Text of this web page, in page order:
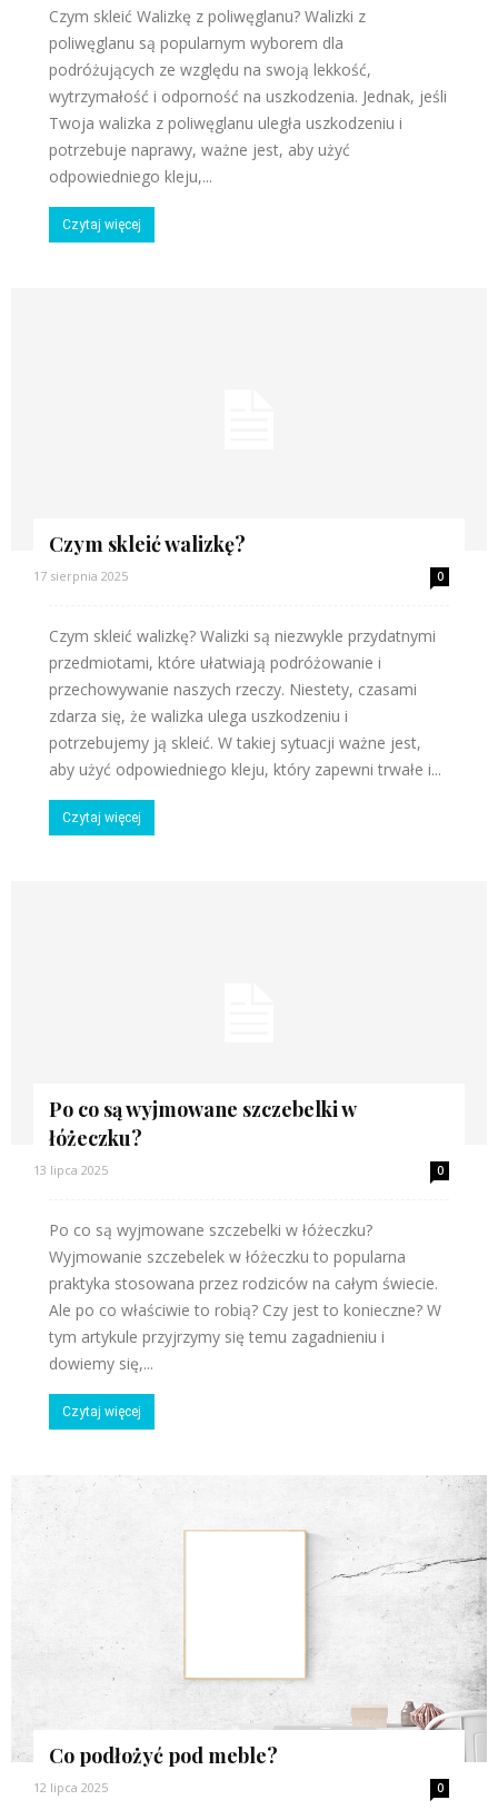
Czym skleić Walizkę z poliwęglanu? Walizki z
poliwęglanu są popularnym wyborem dla
podróżujących ze względu na swoją lekkość,
wytrzymałość i odporność na uszkodzenia. Jednak, jeśli
Twoja walizka z poliwęglanu uległa uszkodzeniu i
potrzebuje naprawy, ważne jest, aby użyć
odpowiedniego kleju,...
Czytaj więcej
Czym skleić walizkę?
17 sierpnia 2025 0
Czym skleić walizkę? Walizki są niezwykle przydatnymi
przedmiotami, które ułatwiają podróżowanie i
przechowywanie naszych rzeczy. Niestety, czasami
zdarza się, że walizka ulega uszkodzeniu i
potrzebujemy ją skleić. W takiej sytuacji ważne jest,
aby użyć odpowiedniego kleju, który zapewni trwałe i...
Czytaj więcej
Po co są wyjmowane szczebelki w
łóżeczku?
13 lipca 2025 0
Po co są wyjmowane szczebelki w łóżeczku?
Wyjmowanie szczebelek w łóżeczku to popularna
praktyka stosowana przez rodziców na całym świecie.
Ale po co właściwie to robią? Czy jest to konieczne? W
tym artykule przyjrzymy się temu zagadnieniu i
dowiemy się,...
Czytaj więcej
Co podłożyć pod meble?
12 lipca 2025 0